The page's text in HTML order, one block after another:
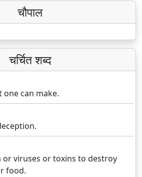
चौपाल
चर्चित शब्द
can make.
or viruses or toxins to destroy
food.